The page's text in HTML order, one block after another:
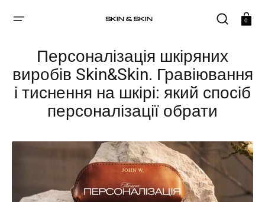
Кошик
0
Персоналізація шкіряних
виробів Skin&Skin. Гравіювання
і тиснення на шкірі: який спосіб
персоналізації обрати